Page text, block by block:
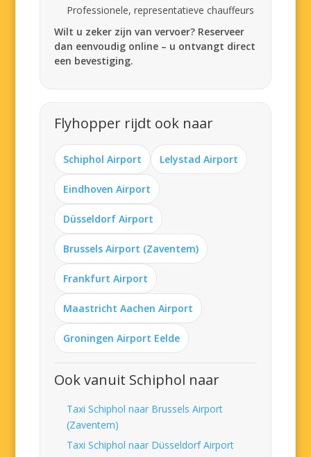
Professionele, representatieve chauffeurs
Wilt u zeker zijn van vervoer? Reserveer
dan eenvoudig online – u ontvangt direct
een bevestiging.
Flyhopper rijdt ook naar
Schiphol Airport Lelystad Airport
Eindhoven Airport
Düsseldorf Airport
Brussels Airport (Zaventem)
Frankfurt Airport
Maastricht Aachen Airport
Groningen Airport Eelde
Ook vanuit Schiphol naar
Taxi Schiphol naar Brussels Airport
(Zaventem)
Taxi Schiphol naar Düsseldorf Airport